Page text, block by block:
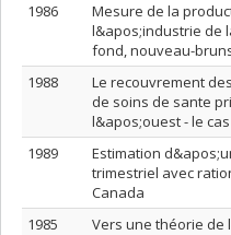
1986
Mesure de la
l&apos;industrie de
fond, nouveau-
1988
Le recouvrement
de soins de sante
l&apos;ouest - le
1989
Estimation
trimestriel avec
Canada
1985
Vers une théorie de